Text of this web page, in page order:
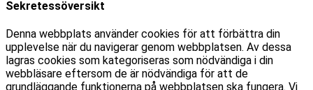
Sekretessöversikt
Denna webbplats använder cookies för att förbättra din
upplevelse när du navigerar genom webbplatsen. Av dessa
lagras cookies som kategoriseras som nödvändiga i din
webbläsare eftersom de är nödvändiga för att de
grundläggande funktionerna på webbplatsen ska fungera. Vi